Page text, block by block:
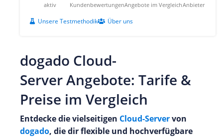
aktiv KundenbewertungenAngebote im VergleichAnbieter
Unsere Testmethodik Über uns
dogado Cloud-
Server Angebote: Tarife &
Preise im Vergleich
Entdecke die vielseitigen Cloud-Servervon
dogado, die dir flexible und hochverfügbare